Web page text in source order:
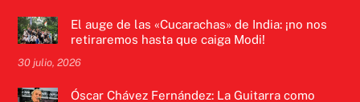
El auge de las «Cucarachas» de India: ¡no nos
retiraremos hasta que caiga Modi!
30 julio, 2026
Óscar Chávez Fernández: La Guitarra como